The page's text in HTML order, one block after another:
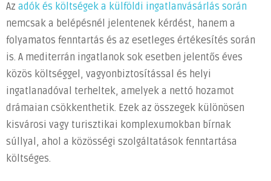
Az adók és költségek a külföldi ingatlanvásárlás során
nemcsak a belépésnél jelentenek kérdést, hanem a
folyamatos fenntartás és az esetleges értékesítés során
is. A mediterrán ingatlanok sok esetben jelentős éves
közös költséggel, vagyonbiztosítással és helyi
ingatlanadóval terheltek, amelyek a nettó hozamot
drámaian csökkenthetik. Ezek az összegek különösen
kisvárosi vagy turisztikai komplexumokban bírnak
súllyal, ahol a közösségi szolgáltatások fenntartása
költséges.